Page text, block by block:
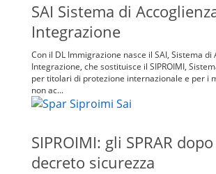
SAI Sistema di
Integrazione
Con il DL Immigrazione nasce il SAI, Sistema di
Integrazione, che sostituisce il SIPROIMI,
per titolari di protezione internazionale e per i
non ac...
SIPROIMI: gli SPRAR
decreto sicurezza